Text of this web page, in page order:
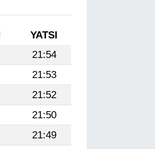
YATSI
21:54
21:53
21:52
21:50
21:49